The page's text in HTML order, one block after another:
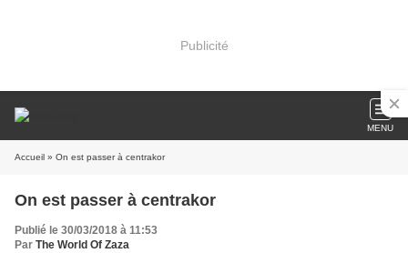
Publicité
MENU
Accueil » On est passer à centrakor
On est passer à centrakor
Publié le 30/03/2018 à 11:53
Par The World Of Zaza